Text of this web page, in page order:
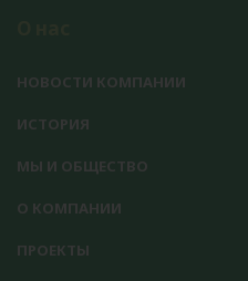
НОВОСТИ КОМПАНИИ
ИСТОРИЯ
МЫ И ОБЩЕСТВО
О КОМПАНИИ
ПРОЕКТЫ